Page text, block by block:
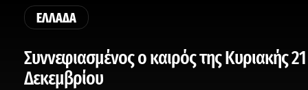
ΕΛΛΑΔΑ
Συννεφιασμένος ο καιρός της Κυριακής 21
Δεκεμβρίου